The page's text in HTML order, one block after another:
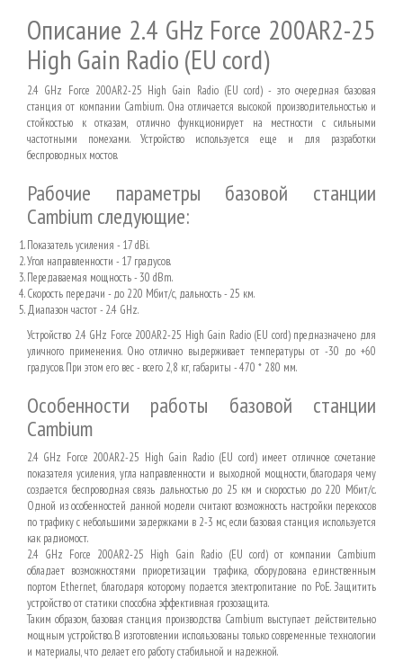
Описание 2.4 GHz Force 200AR2-25
High Gain Radio (EU cord)
2.4 GHz Force 200AR2-25 High Gain Radio (EU cord) - это очередная базовая
станция от компании Cambium. Она отличается высокой производительностью и
стойкостью к отказам, отлично функционирует на местности с сильными
частотными помехами. Устройство используется еще и для разработки
беспроводных мостов.
Рабочие параметры базовой станции
Cambium следующие:
Показатель усиления - 17dBi.
Угол направленности - 17 градусов.
Передаваемая мощность - 30 dBm.
Скорость передачи - до 220 Мбит/с, дальность - 25 км.
Диапазон частот - 2.4 GHz.
Устройство 2.4 GHz Force 200AR2-25 High Gain Radio (EU cord) предназначено для
уличного применения. Оно отлично выдерживает температуры от -30 до +60
градусов. При этом его вес - всего 2,8 кг, габариты - 470 * 280 мм.
Особенности работы базовой станции
Cambium
2.4 GHz Force 200AR2-25 High Gain Radio (EU cord) имеет отличное сочетание
показателя усиления, угла направленности и выходной мощности, благодаря чему
создается беспроводная связь дальностью до 25 км и скоростью до 220 Мбит/с.
Одной из особенностей данной модели считают возможность настройки перекосов
по трафику с небольшими задержками в 2-3 мс, если базовая станция используется
как радиомост.
2.4 GHz Force 200AR2-25 High Gain Radio (EU cord) от компании Cambium
обладает возможностями приоретизации трафика, оборудована единственным
портом Ethernet, благодаря которому подается электропитание по PoE. Защитить
устройство от статики способна эффективная грозозащита.
Таким образом, базовая станция производства Cambium выступает действительно
мощным устройство. В изготовлении использованы только современные технологии
и материалы, что делает его работу стабильной и надежной.